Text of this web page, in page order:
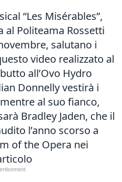
“Les Misérables”,
al Politeama Rossetti
salutano i
video realizzato al
all’Ovo Hydro
Donnelly vestirà i
al suo fianco,
Bradley Jaden, che il
l’anno scorso a
of the Opera nei